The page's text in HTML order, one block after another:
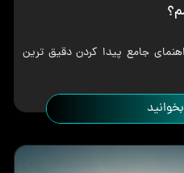
جامع پیدا کردن دقیق ترین